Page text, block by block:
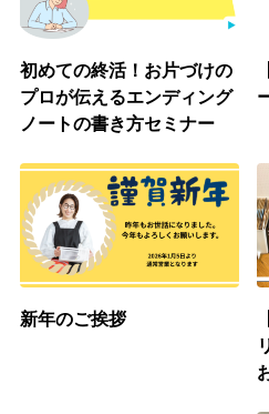
初めての終活！お片づけの
プロが伝えるエンディング
ノートの書き方セミナー
新年のご挨拶